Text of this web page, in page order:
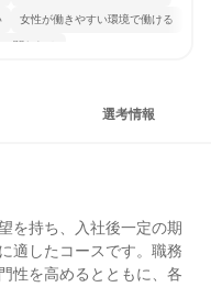
女性が働きやすい環境で働ける
関われる
選考情報
を持ち、入社後一定の期
適したコースです。職務
性を高めるとともに、各